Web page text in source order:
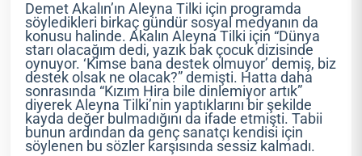
Demet Akalın’ın Aleyna Tilki için programda
söyledikleri birkaç gündür sosyal medyanın da
konusu halinde. Akalın Aleyna Tilki için “Dünya
starı olacağım dedi, yazık bak çocuk dizisinde
oynuyor. ‘Kimse bana destek olmuyor’ demiş, biz
destek olsak ne olacak?” demişti. Hatta daha
sonrasında “Kızım Hira bile dinlemiyor artık”
diyerek Aleyna Tilki’nin yaptıklarını bir şekilde
kayda değer bulmadığını da ifade etmişti. Tabii
bunun ardından da genç sanatçı kendisi için
söylenen bu sözler karşısında sessiz kalmadı.